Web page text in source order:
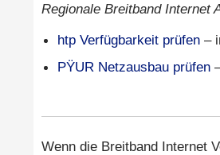
Regionale Breitband Internet
htp Verfügbarkeit prüfen –
PŸUR Netzausbau prüfen
Wenn die Breitband Internet